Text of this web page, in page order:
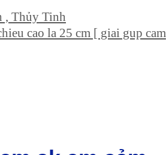
, Thủy Tinh
cao la 25 cm [ giai gup cam